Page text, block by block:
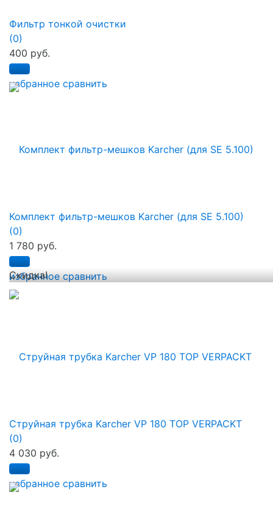
избранное сравнить
Фильтр тонкой очистки
(0)
400 руб.
избранное сравнить
Комплект фильтр-мешков Karcher (для SE 5.100)
(0)
1 780 руб.
Скидка!
избранное сравнить
Струйная трубка Karcher VP 180 TOP VERPACKT
(0)
4 030 руб.